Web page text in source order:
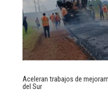
Aceleran trabajos de
del Sur